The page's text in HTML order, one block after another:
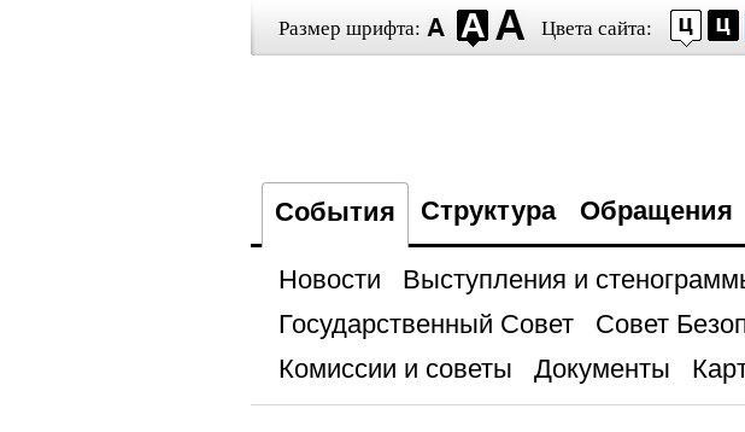
Размер шрифта: Цвета сайта:
События Структура Обращения
Новости Выступления и
Государственный Совет
Совет
Комиссии и советы
Документы